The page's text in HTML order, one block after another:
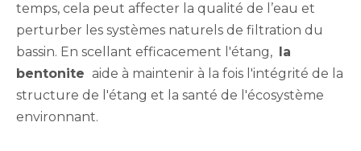
temps, cela peut affecter la qualité de l’eau et
perturber les systèmes naturels de filtration du
bassin. En scellant efficacement l'étang, la
bentonite aide à maintenir à la fois l'intégrité de la
structure de l'étang et la santé de l'écosystème
environnant.